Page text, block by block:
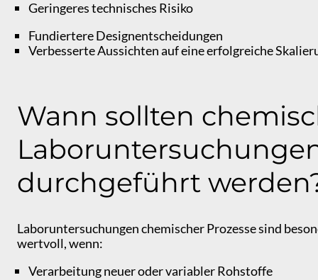
Geringeres technisches Risiko
Fundiertere Designentscheidungen
Verbesserte Aussichten auf eine erfolgreiche
Wann sollten
durchgeführt
Laboruntersuchungen chemischer Prozesse sind
wertvoll, wenn:
Verarbeitung neuer oder variabler Rohstoffe